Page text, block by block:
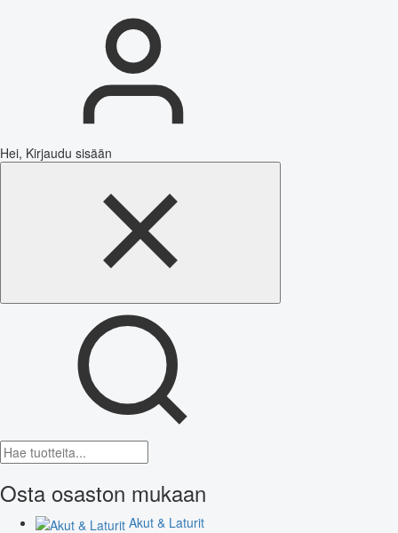
Hei, Kirjaudu sisään
Osta osaston mukaan
Akut & Laturit